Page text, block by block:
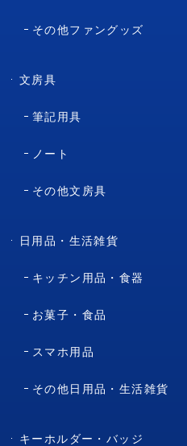
その他ファングッズ
文房具
筆記用具
ノート
その他文房具
日用品・生活雑貨
キッチン用品・食器
お菓子・食品
スマホ用品
その他日用品・生活雑貨
キーホルダー・バッジ